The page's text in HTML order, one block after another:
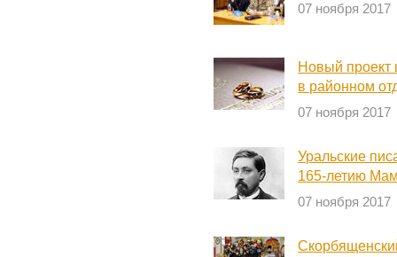
07 ноября 2017
Новый проект
в районном
07 ноября 2017
Уральские
165-летию
07 ноября 2017